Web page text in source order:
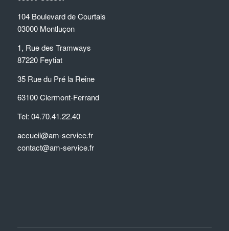
104 Boulevard de Courtais
03000 Montluçon
1, Rue des Tramways
87220 Feytiat
35 Rue du Pré la Reine
63100 Clermont-Ferrand
Tel: 04.70.41.22.40
accueil@am-service.fr
contact@am-service.fr